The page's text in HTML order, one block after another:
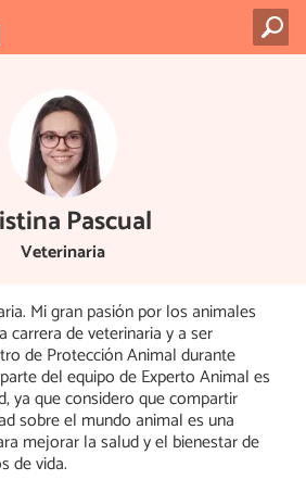
Pascual
Veterinaria
Mi gran pasión por los animales
carrera de veterinaria y a ser
de Protección Animal durante
del equipo de Experto Animal es
ya que considero que compartir
sobre el mundo animal es una
mejorar la salud y el bienestar de
de vida.